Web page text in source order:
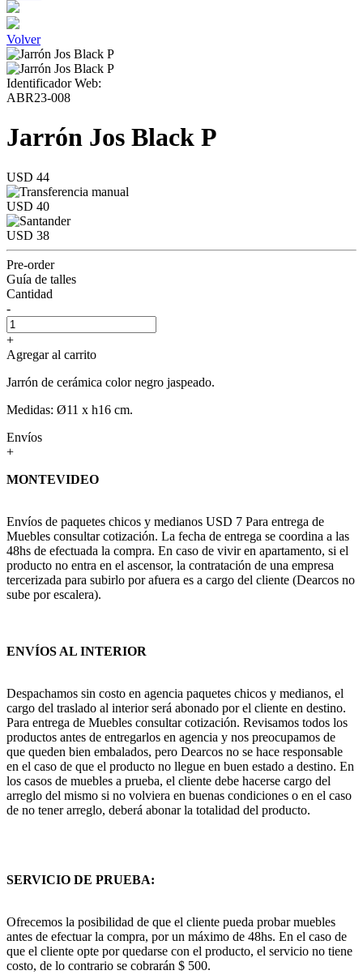
Volver
Identificador Web:
ABR23-008
Jarrón Jos Black P
USD 44
USD 40
USD 38
Pre-order
Guía de talles
Cantidad
-
+
Agregar al carrito
Jarrón de cerámica color negro jaspeado.
Medidas: Ø11 x h16 cm.
Envíos
+
MONTEVIDEO
Envíos de paquetes chicos y medianos USD 7 Para entrega de
Muebles consultar cotización. La fecha de entrega se coordina a las
48hs de efectuada la compra. En caso de vivir en apartamento, si el
producto no entra en el ascensor, la contratación de una empresa
tercerizada para subirlo por afuera es a cargo del cliente (Dearcos no
sube por escalera).
ENVÍOS AL INTERIOR
Despachamos sin costo en agencia paquetes chicos y medianos, el
cargo del traslado al interior será abonado por el cliente en destino.
Para entrega de Muebles consultar cotización. Revisamos todos los
productos antes de entregarlos en agencia y nos preocupamos de
que queden bien embalados, pero Dearcos no se hace responsable
en el caso de que el producto no llegue en buen estado a destino. En
los casos de muebles a prueba, el cliente debe hacerse cargo del
arreglo del mismo si no volviera en buenas condiciones o en el caso
de no tener arreglo, deberá abonar la totalidad del producto.
SERVICIO DE PRUEBA:
Ofrecemos la posibilidad de que el cliente pueda probar muebles
antes de efectuar la compra, por un máximo de 48hs. En el caso de
que el cliente opte por quedarse con el producto, el servicio no tiene
costo, de lo contrario se cobrarán $ 500.